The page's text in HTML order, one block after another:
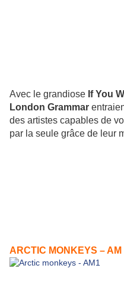
Avec le grandiose If You
London Grammar
des artistes capables de
par la seule grâce de leur
ARCTIC MONKEYS – AM